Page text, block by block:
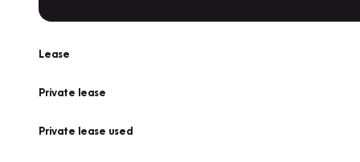
Lease
Private lease
Private lease used